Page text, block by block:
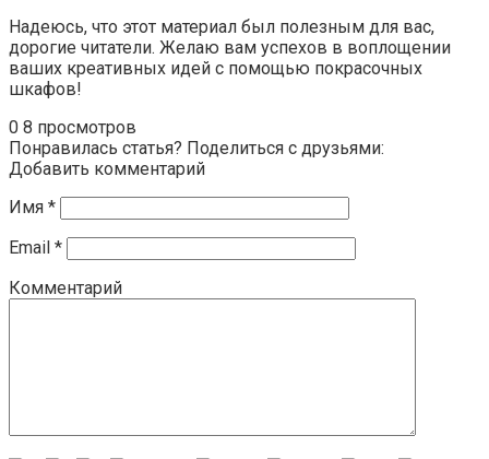
Надеюсь, что этот материал был полезным для вас,
дорогие читатели. Желаю вам успехов в воплощении
ваших креативных идей с помощью покрасочных
шкафов!
0 8 просмотров
Понравилась статья? Поделиться с друзьями:
Добавить комментарий
Имя *
Email *
Комментарий